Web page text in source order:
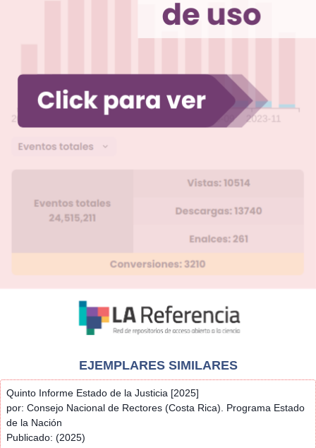
EJEMPLARES SIMILARES
Quinto Informe Estado de la Justicia [2025]
por: Consejo Nacional de Rectores (Costa Rica). Programa Estado
de la Nación
Publicado: (2025)